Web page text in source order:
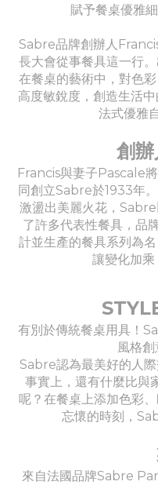
賦予餐桌優雅
Sabre品牌創辦人
長大會從事餐具這一行
在餐桌的藝術中，對色
高度敏銳度，創造生活
法式優雅
創
Francis與妻子Pascale
同創立Sabre於1933年
激盪出美麗火花，
了許多代表性餐具，品
計並生產的餐具系列為
讓變化加乘
有別於傳統餐桌用具！
風格
Sabre認為最美好的人際
事實上，還有什麼比與
呢？在餐桌上添加色彩
忘懷的時刻，
來自法國品牌Sabre